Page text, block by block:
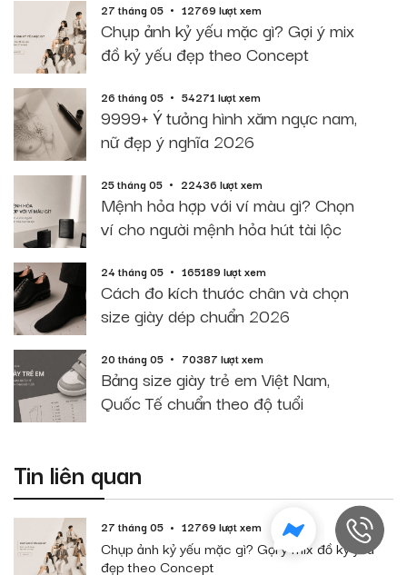
27 tháng 05 12769 lượt xem
Chụp ảnh kỷ yếu mặc gì? Gợi ý mix
đồ kỷ yếu đẹp theo Concept
26 tháng 05 54271 lượt xem
9999+ Ý tưởng hình xăm ngực nam,
nữ đẹp ý nghĩa 2026
25 tháng 05 22436 lượt xem
Mệnh hỏa hợp với ví màu gì? Chọn
ví cho người mệnh hỏa hút tài lộc
24 tháng 05 165189 lượt xem
Cách đo kích thước chân và chọn
size giày dép chuẩn 2026
20 tháng 05 70387 lượt xem
Bảng size giày trẻ em Việt Nam,
Quốc Tế chuẩn theo độ tuổi
Tin liên quan
27 tháng 05 12769 lượt xem
Chụp ảnh kỷ yếu mặc gì? Gợi ý mix đồ kỷ yếu
đẹp theo Concept